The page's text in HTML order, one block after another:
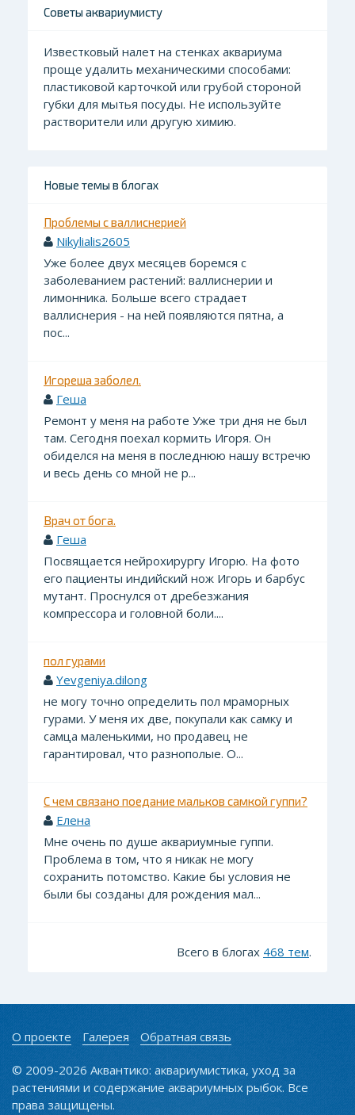
Советы аквариумисту
Известковый налет на стенках аквариума
проще удалить механическими способами:
пластиковой карточкой или грубой стороной
губки для мытья посуды. Не используйте
растворители или другую химию.
Новые темы в блогах
Проблемы с валлиснерией
Nikylialis2605
Уже более двух месяцев боремся с
заболеванием растений: валлиснерии и
лимонника. Больше всего страдает
валлиснерия - на ней появляются пятна, а
пос...
Игореша заболел.
Геша
Ремонт у меня на работе Уже три дня не был
там. Сегодня поехал кормить Игоря. Он
обиделся на меня в последнюю нашу встречю
и весь день со мной не р...
Врач от бога.
Геша
Посвящается нейрохирургу Игорю. На фото
его пациенты индийский нож Игорь и барбус
мутант. Проснулся от дребезжания
компрессора и головной боли....
пол гурами
Yevgeniya.dilong
не могу точно определить пол мраморных
гурами. У меня их две, покупали как самку и
самца маленькими, но продавец не
гарантировал, что разнополые. О...
С чем связано поедание мальков самкой гуппи?
Елена
Мне очень по душе аквариумные гуппи.
Проблема в том, что я никак не могу
сохранить потомство. Какие бы условия не
были бы созданы для рождения мал...
Всего в блогах 468 тем.
О проекте Галерея Обратная связь
© 2009-2026 Аквантико: аквариумистика, уход за
растениями и содержание аквариумных рыбок. Все
права защищены.